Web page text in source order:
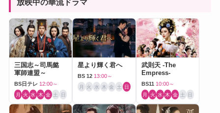
放映中の華流ドラマ
三国志～司馬懿
軍師連盟～
BS日テレ 12:00～
月 火 水 木 金 土 日
星より輝く君へ
BS 12 13:00～
月 火 水 木 金 土 日
武則天 -The
Empress-
BS11 10:00～
月 火 水 木 金 土 日